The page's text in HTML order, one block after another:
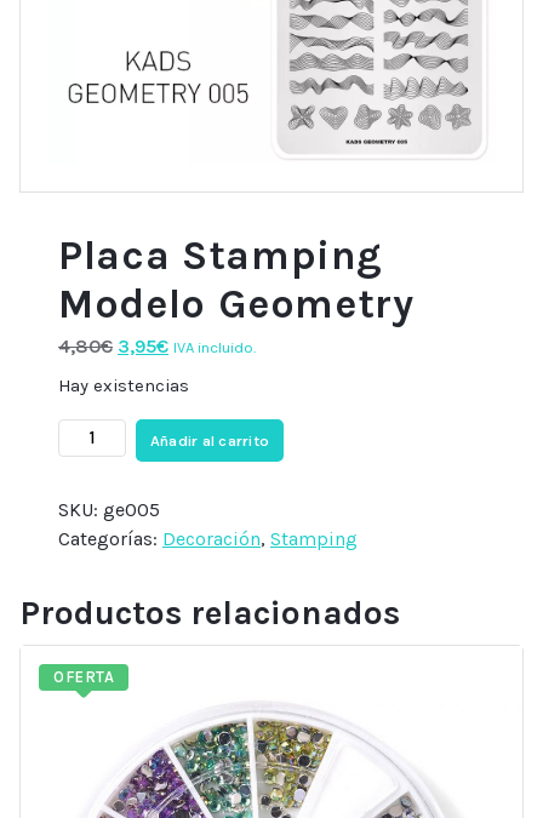
Placa Stamping
Modelo Geometry
4,80€ El
precio
4,80€.
3,95€El
precio
es:
3,95€.
IVA incluido.
Hay existencias
Placa
Stamping
Geometry
cantidad
Añadir al carrito
SKU: ge005
Categorías: Decoración, Stamping
Productos relacionados
OFERTA